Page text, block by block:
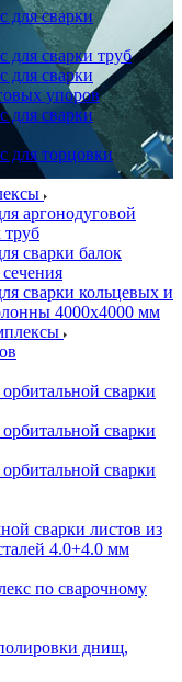
для сварки
для сварки труб
для сварки
упоров
для сварки
для торцовки
аргонодуговой
труб
сварки балок
сварки кольцевых и
4000x4000 мм
сварки
сварки
сварки
сварки листов из
4.0+4.0 мм
по сварочному
днищ,